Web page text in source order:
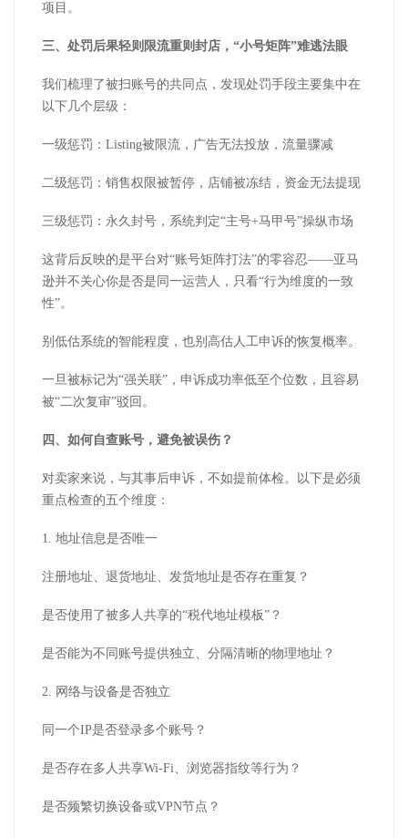
项目。
三、处罚后果轻则限流重则封店， “小号矩阵”难逃法眼
我们梳理了被扫账号的共同点，发现处罚手段主要集中在
以下几个层级：
一级惩罚： Listing被限流，广告无法投放，流量骤减
二级惩罚：销售权限被暂停，店铺被冻结，资金无法提现
三级惩罚：永久封号，系统判定“主号+马甲号”操纵市场
这背后反映的是平台对“账号矩阵打法”的零容忍——亚马
逊并不关心你是否是同一运营人，只看“行为维度的一致
性”。
别低估系统的智能程度，也别高估人工申诉的恢复概率。
一旦被标记为“强关联”，申诉成功率低至个位数，且容易
被“二次复审”驳回。
四、如何自查账号，避免被误伤？
对卖家来说，与其事后申诉，不如提前体检。以下是必须
重点检查的五个维度：
1. 地址信息是否唯一
注册地址、退货地址、发货地址是否存在重复？
是否使用了被多人共享的“税代地址模板”？
是否能为不同账号提供独立、分隔清晰的物理地址？
2. 网络与设备是否独立
同一个IP是否登录多个账号？
是否存在多人共享Wi-Fi、浏览器指纹等行为？
是否频繁切换设备或VPN节点？